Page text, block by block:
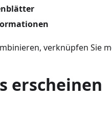
verknüpfen Sie
erscheinen